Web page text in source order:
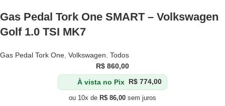
Gas Pedal Tork One SMART – Volkswagen
Golf 1.0 TSI MK7
Gas Pedal Tork One, Volkswagen, Todos
R$ 860,00
À vista no Pix R$ 774,00
ou 10x de R$86,00sem juros